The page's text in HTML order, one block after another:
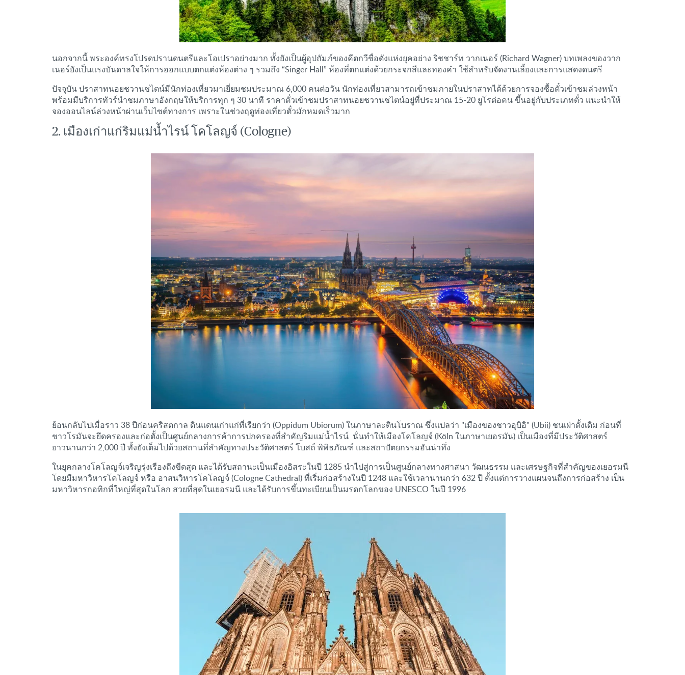
นอกจากนี้ พระองค์ทรงโปรดปรานดนตรีและโอเปราอย่างมาก ทั้งยังเป็นผู้อุปถัมภ์ของคีตกวีชื่อดังแห่งยุคอย่าง ริชชาร์ท วากเนอร์ (Richard Wagner) บทเพลงของวาก
เนอร์ยังเป็นแรงบันดาลใจให้การออกแบบตกแต่งห้องต่าง ๆ รวมถึง “Singer Hall” ห้องที่ตกแต่งด้วยกระจกสีและทองคำ ใช้สำหรับจัดงานเลี้ยงและการแสดงดนตรี
ปัจจุบัน ปราสาทนอยชวานชไตน์มีนักท่องเที่ยวมาเยี่ยมชมประมาณ 6,000 คนต่อวัน นักท่องเที่ยวสามารถเข้าชมภายในปราสาทได้ด้วยการจองซื้อตั๋วเข้าชมล่วงหน้า
พร้อมมีบริการทัวร์นำชมภาษาอังกฤษให้บริการทุก ๆ 30 นาที ราคาตั๋วเข้าชมปราสาทนอยชวานชไตน์อยู่ที่ประมาณ 15-20 ยูโรต่อคน ขึ้นอยู่กับประเภทตั๋ว แนะนำให้
จองออนไลน์ล่วงหน้าผ่านเว็บไซต์ทางการ เพราะในช่วงฤดูท่องเที่ยวตั๋วมักหมดเร็วมาก
2. เมืองเก่าแก่ริมแม่น้ำไรน์ โคโลญจ์ (Cologne)
ย้อนกลับไปเมื่อราว 38 ปีก่อนคริสตกาล ดินแดนเก่าแก่ที่เรียกว่า (Oppidum Ubiorum) ในภาษาละตินโบราณ ซึ่งแปลว่า "เมืองของชาวอุบิอิ" (Ubii) ชนเผ่าดั้งเดิม ก่อนที่
ชาวโรมันจะยึดครองและก่อตั้งเป็นศูนย์กลางการค้าการปกครองที่สำคัญริมแม่น้ำไรน์ นั่นทำให้เมืองโคโลญจ์ (Köln ในภาษาเยอรมัน) เป็นเมืองที่มีประวัติศาสตร์
ยาวนานกว่า 2,000 ปี ทั้งยังเต็มไปด้วยสถานที่สำคัญทางประวัติศาสตร์ โบสถ์ พิพิธภัณฑ์ และสถาปัตยกรรมอันน่าทึ่ง
ในยุคกลางโคโลญจ์เจริญรุ่งเรืองถึงขีดสุด และได้รับสถานะเป็นเมืองอิสระในปี 1285 นำไปสู่การเป็นศูนย์กลางทางศาสนา วัฒนธรรม และเศรษฐกิจที่สำคัญของเยอรมนี
โดยมีมหาวิหารโคโลญจ์ หรือ อาสนวิหารโคโลญจ์ (Cologne Cathedral) ที่เริ่มก่อสร้างในปี 1248 และใช้เวลานานกว่า 632 ปี ตั้งแต่การวางแผนจนถึงการก่อสร้าง เป็น
มหาวิหารกอทิกที่ใหญ่ที่สุดในโลก สวยที่สุดในเยอรมนี และได้รับการขึ้นทะเบียนเป็นมรดกโลกของ UNESCO ในปี 1996